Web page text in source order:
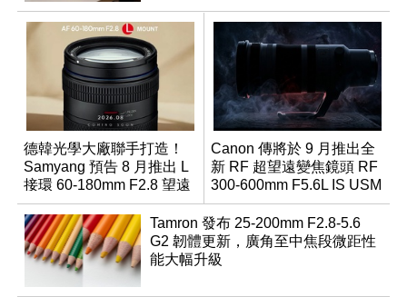
德韓光學大廠聯手打造！
Samyang 預告 8 月推出 L
接環 60-180mm F2.8 望遠
變焦鏡
Canon 傳將於 9 月推出全
新 RF 超望遠變焦鏡頭 RF
300-600mm F5.6L IS USM
Tamron 發布 25-200mm F2.8-5.6
G2 韌體更新，廣角至中焦段微距性
能大幅升級